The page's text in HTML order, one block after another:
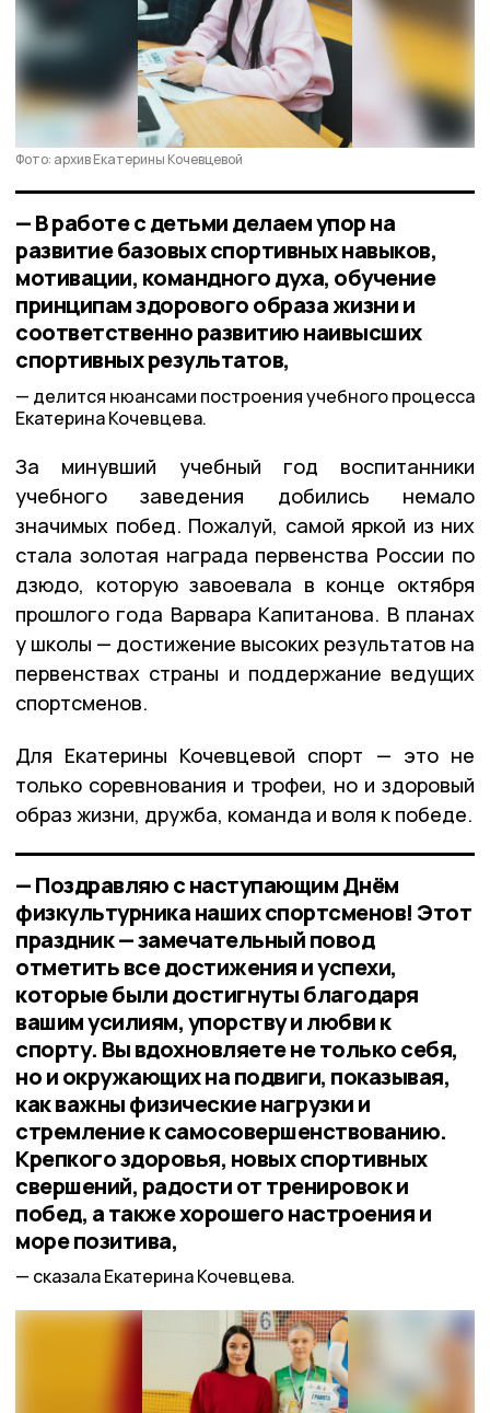
Фото: архив Екатерины Кочевцевой
— В работе с детьми делаем упор на
развитие базовых спортивных навыков,
мотивации, командного духа, обучение
принципам здорового образа жизни и
соответственно развитию наивысших
спортивных результатов,
делится нюансами построения учебного процесса
Екатерина Кочевцева.
За минувший учебный год воспитанники
учебного заведения добились немало
значимых побед. Пожалуй, самой яркой из них
стала золотая награда первенства России по
дзюдо, которую завоевала в конце октября
прошлого года Варвара Капитанова. В планах
у школы — достижение высоких результатов на
первенствах страны и поддержание ведущих
спортсменов.
Для Екатерины Кочевцевой спорт — это не
только соревнования и трофеи, но и здоровый
образ жизни, дружба, команда и воля к победе.
— Поздравляю с наступающим Днём
физкультурника наших спортсменов! Этот
праздник — замечательный повод
отметить все достижения и успехи,
которые были достигнуты благодаря
вашим усилиям, упорству и любви к
спорту. Вы вдохновляете не только себя,
но и окружающих на подвиги, показывая,
как важны физические нагрузки и
стремление к самосовершенствованию.
Крепкого здоровья, новых спортивных
свершений, радости от тренировок и
побед, а также хорошего настроения и
море позитива,
сказала Екатерина Кочевцева.